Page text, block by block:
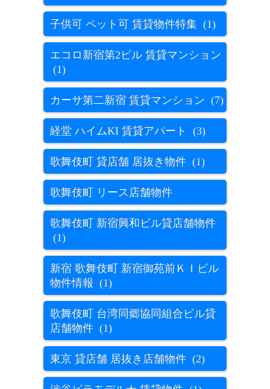
子供可 ペット可 賃貸物件特集 (1)
エコロ新宿第2ビル 賃貸マンション
(1)
カーサ第二新宿 賃貸マンション (7)
経堂 ハイムKI 賃貸アパート (3)
歌舞伎町 貸店舗 居抜き物件 (1)
歌舞伎町 新宿興和ビル貸店舗物件
(1)
新宿 歌舞伎町 新宿御苑前ＫＩビル
物件情報 (1)
歌舞伎町 台湾同郷協同組合ビル貸
店舗物件 (1)
東京 貸店舗 居抜き店舗物件 (2)